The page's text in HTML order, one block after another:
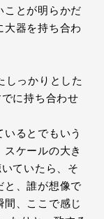
ことが明らかだ
大器を持ち合わ
しっかりとした
に持ち合わせ
るとでもいう
ケールの大き
ていたら、そ
と、誰が想像で
、ここで感じ